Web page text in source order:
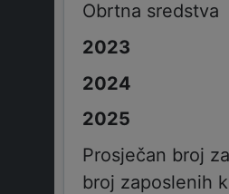
Obrtna sredstva
Prosječan broj
broj zaposlenih